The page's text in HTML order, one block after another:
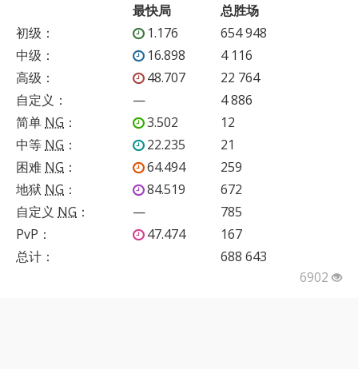
最快局
总胜场
初级 ： 1.176
654 948
中级 ： 16.898
4 116
高级 ： 48.707
22 764
自定义 ： —
4 886
简单 NG ： 3.502
12
中等 NG ： 22.235
21
困难 NG ： 64.494
259
地狱 NG ： 84.519
672
自定义 NG ： —
785
PvP ： 47.474
167
总计：
688 643
6902